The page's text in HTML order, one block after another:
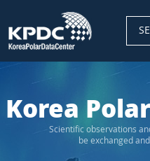
Korea
Scientific observations
be exchanged